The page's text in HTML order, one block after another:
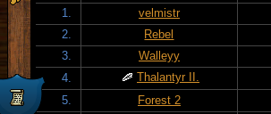
1.
velmistr
2.
Rebel
3.
Walleyy
4.
Thalantyr II.
5.
Forest 2